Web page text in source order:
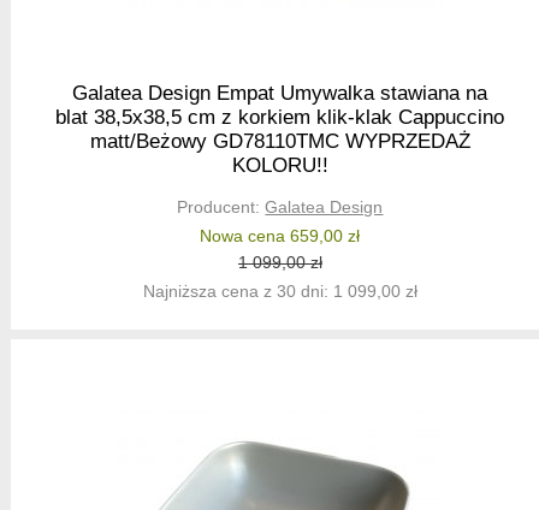
Galatea Design Empat Umywalka stawiana na
blat 38,5x38,5 cm z korkiem klik-klak Cappuccino
matt/Beżowy GD78110TMC WYPRZEDAŻ
KOLORU!!
Producent:Galatea Design
Nowa cena 659,00 zł
1 099,00 zł
Najniższa cena z 30 dni: 1 099,00 zł